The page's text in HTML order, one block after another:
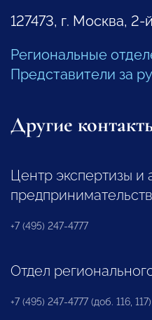
127473, г. Москва,
Региональные
Представители за
Другие
Центр экспертизы и
+7 (495) 247-4777
Отдел
+7 (495) 247-4777 (доб. 116, 117)